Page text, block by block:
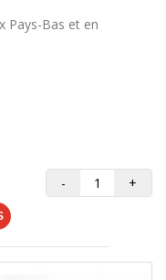
Pays-Bas et en
- +